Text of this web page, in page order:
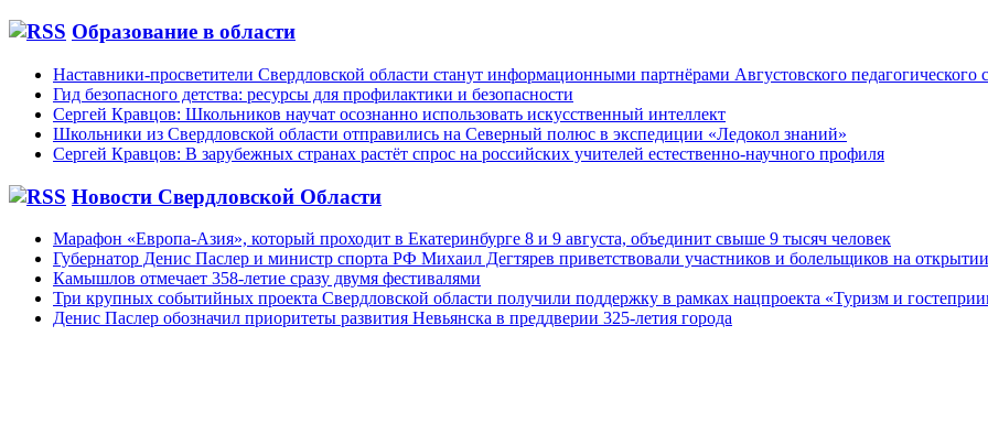
Образование в области
Наставники-просветители Свердловской области станут информационными партнёрами Августовского педагогического
Гид безопасного детства: ресурсы для профилактики и безопасности
Сергей Кравцов: Школьников научат осознанно использовать искусственный интеллект
Школьники из Свердловской области отправились на Северный полюс в экспедиции «Ледокол знаний»
Сергей Кравцов: В зарубежных странах растёт спрос на российских учителей естественно-научного профиля
Новости Свердловской Области
Марафон «Европа-Азия», который проходит в Екатеринбурге 8 и 9 августа, объединит свыше 9 тысяч человек
Губернатор Денис Паслер и министр спорта РФ Михаил Дегтярев приветствовали участников и болельщиков на
Камышлов отмечает 358-летие сразу двумя фестивалями
Три крупных событийных проекта Свердловской области получили поддержку в рамках нацпроекта «Туризм и
Денис Паслер обозначил приоритеты развития Невьянска в преддверии 325-летия города